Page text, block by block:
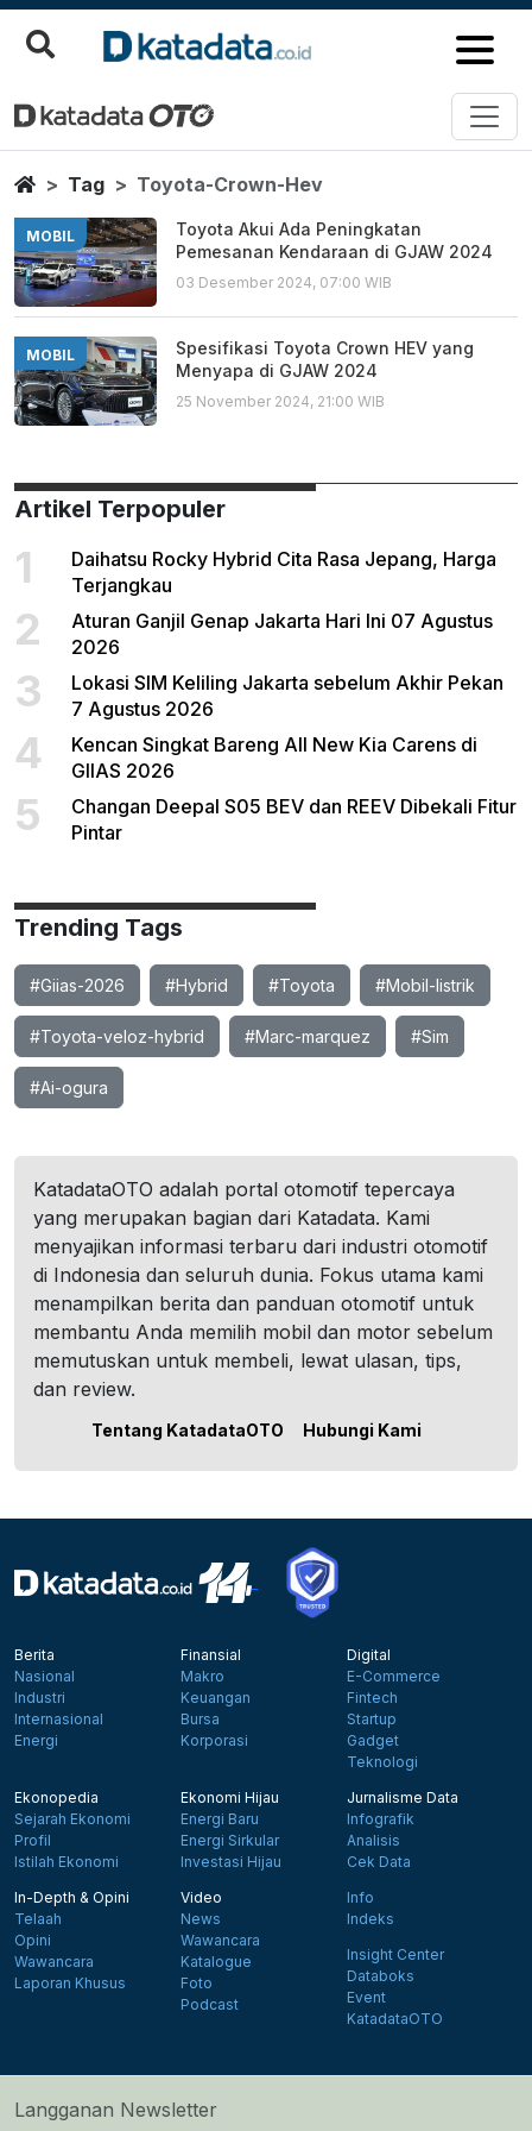
Toyota Crown Hev
Berita Terbaru
HomeTag Toyota-Crown-Hev
MOBIL
Toyota Akui Ada Peningkatan
Pemesanan Kendaraan di GJAW 2024
03 Desember 2024, 07:00 WIB
MOBIL
Spesifikasi Toyota Crown HEV yang
Menyapa di GJAW 2024
25 November 2024, 21:00 WIB
Artikel Terpopuler
1
Daihatsu Rocky Hybrid Cita Rasa Jepang, Harga
Terjangkau
2
Aturan Ganjil Genap Jakarta Hari Ini 07 Agustus
2026
3
Lokasi SIM Keliling Jakarta sebelum Akhir Pekan
7 Agustus 2026
4
Kencan Singkat Bareng All New Kia Carens di
GIIAS 2026
5
Changan Deepal S05 BEV dan REEV Dibekali Fitur
Pintar
Trending Tags
#Giias-2026 #Hybrid #Toyota #Mobil-listrik
#Toyota-veloz-hybrid #Marc-marquez #Sim
#Ai-ogura
KatadataOTO adalah portal otomotif tepercaya
yang merupakan bagian dari Katadata. Kami
menyajikan informasi terbaru dari industri otomotif
di Indonesia dan seluruh dunia. Fokus utama kami
menampilkan berita dan panduan otomotif untuk
membantu Anda memilih mobil dan motor sebelum
memutuskan untuk membeli, lewat ulasan, tips,
dan review.
Tentang KatadataOTO Hubungi Kami
Berita
Nasional
Industri
Internasional
Energi
Finansial
Makro
Keuangan
Bursa
Korporasi
Digital
E-Commerce
Fintech
Startup
Gadget
Teknologi
Ekonopedia
Sejarah Ekonomi
Profil
Istilah Ekonomi
Ekonomi Hijau
Energi Baru
Energi Sirkular
Investasi Hijau
Jurnalisme Data
Infografik
Analisis
Cek Data
In-Depth & Opini
Telaah
Opini
Wawancara
Laporan Khusus
Video
News
Wawancara
Katalogue
Foto
Podcast
Info
Indeks
Insight Center
Databoks
Event
KatadataOTO
Langganan Newsletter